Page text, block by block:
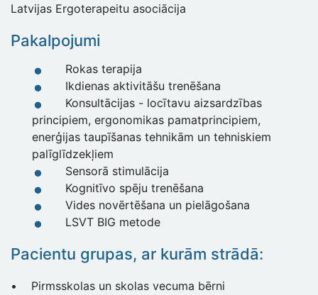
Latvijas Ergoterapeitu asociācija
Pakalpojumi
Rokas terapija
Ikdienas aktivitāšu trenēšana
Konsultācijas - locītavu aizsardzības
principiem, ergonomikas pamatprincipiem,
enerģijas taupīšanas tehnikām un tehniskiem
palīglīdzekļiem
Sensorā stimulācija
Kognitīvo spēju trenēšana
Vides novērtēšana un pielāgošana
LSVT BIG metode
Pacientu grupas, ar kurām strādā:
• Pirmsskolas un skolas vecuma bērni